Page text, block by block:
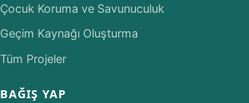
Çocuk Koruma ve Savunuculuk
Geçim Kaynağı Oluşturma
Tüm Projeler
BAĞIŞ YAP